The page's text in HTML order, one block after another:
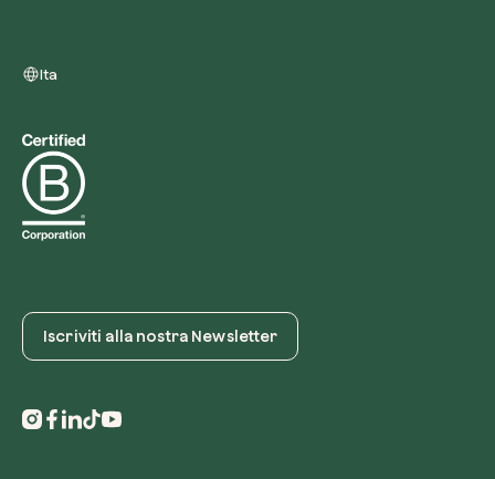
Ita
Iscriviti alla nostra Newsletter